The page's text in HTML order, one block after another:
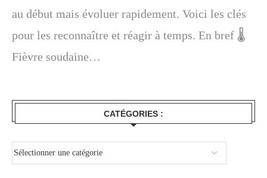
au début mais évoluer rapidement. Voici les clés
pour les reconnaître et réagir à temps. En bref 🌡️
Fièvre soudaine…
CATÉGORIES :